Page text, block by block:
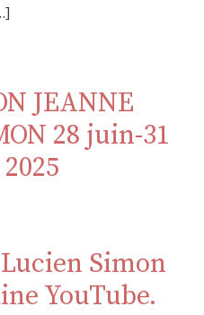
JEANNE
28 juin-31
Simon
YouTube.